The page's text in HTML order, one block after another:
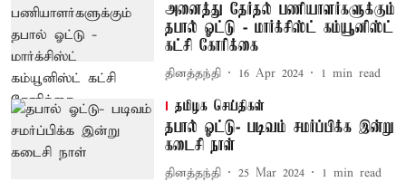
அனைத்து தேர்தல் பணியாளர்களுக்கும்
தபால் ஓட்டு - மார்க்சிஸ்ட் கம்யூனிஸ்ட்
கட்சி கோரிக்கை
தினத்தந்தி 16 Apr 2024 1 min read
தமிழக செய்திகள்
தபால் ஓட்டு- படிவம் சமர்ப்பிக்க இன்று
கடைசி நாள்
தினத்தந்தி 25 Mar 2024 1 min read